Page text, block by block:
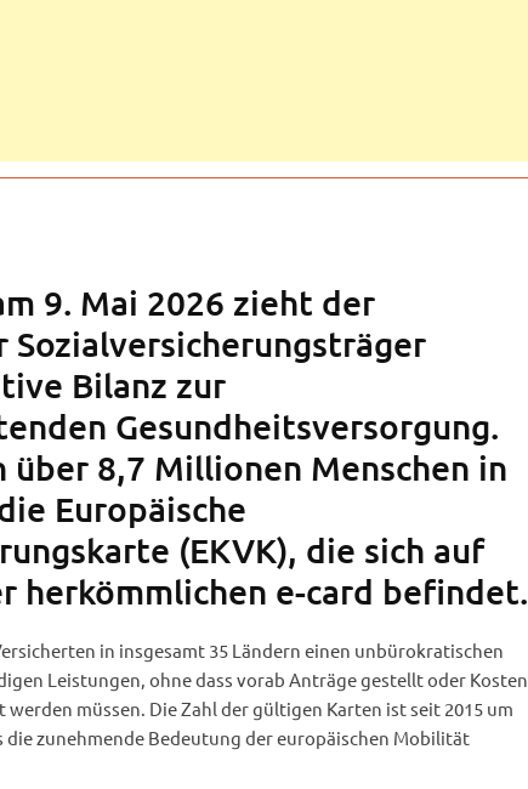
9. Mai 2026 zieht der
Sozialversicherungsträger
Bilanz zur
Gesundheitsversorgung.
8,7 Millionen Menschen in
Europäische
(EKVK), die sich auf
herkömmlichen e-card befindet.
in insgesamt 35 Ländern einen unbürokratischen
Leistungen, ohne dass vorab Anträge gestellt oder Kosten
müssen. Die Zahl der gültigen Karten ist seit 2015 um
die zunehmende Bedeutung der europäischen Mobilität